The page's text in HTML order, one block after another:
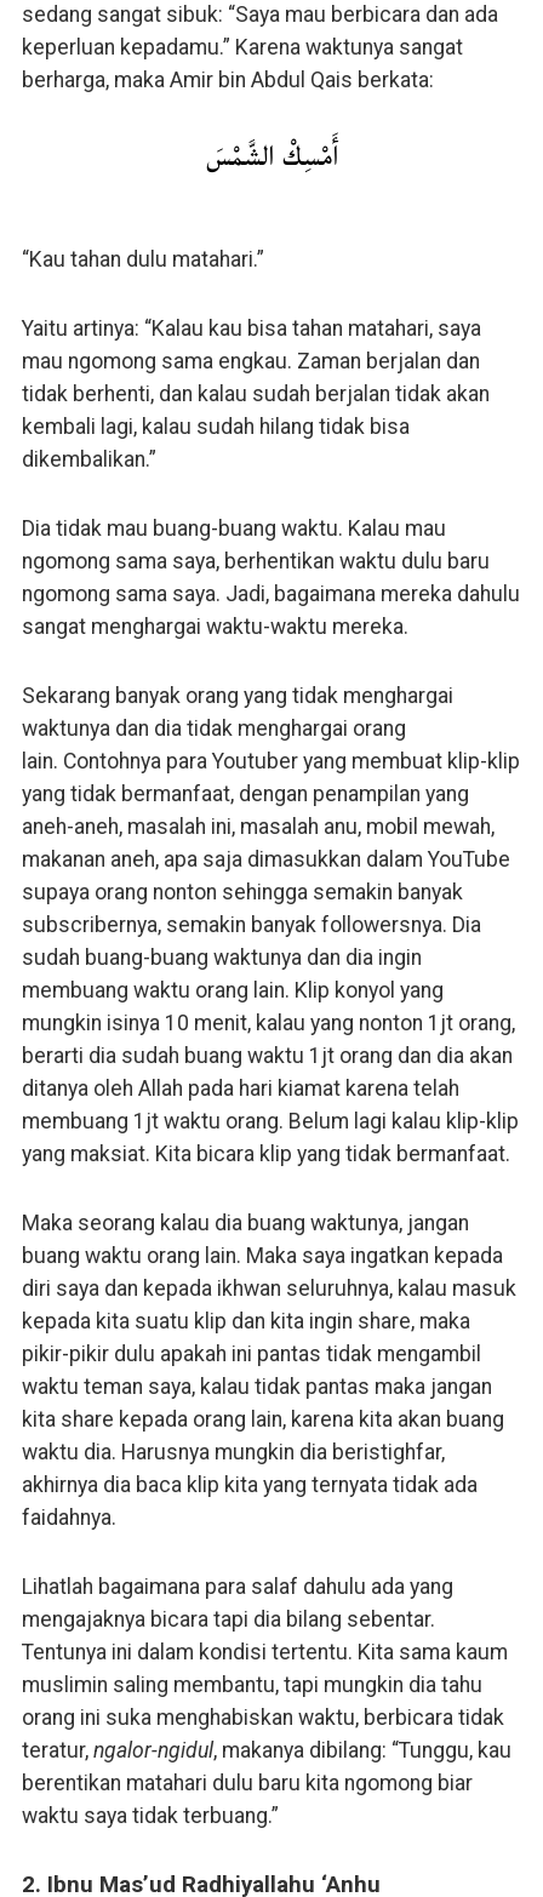
sedang sangat sibuk: “Saya mau berbicara dan ada
keperluan kepadamu.” Karena waktunya sangat
berharga, maka Amir bin Abdul Qais berkata:
أَمْسِكْ الشَّمْسَ
“Kau tahan dulu matahari.”
Yaitu artinya: “Kalau kau bisa tahan matahari, saya
mau ngomong sama engkau. Zaman berjalan dan
tidak berhenti, dan kalau sudah berjalan tidak akan
kembali lagi, kalau sudah hilang tidak bisa
dikembalikan.”
Dia tidak mau buang-buang waktu. Kalau mau
ngomong sama saya, berhentikan waktu dulu baru
ngomong sama saya. Jadi, bagaimana mereka dahulu
sangat menghargai waktu-waktu mereka.
Sekarang banyak orang yang tidak menghargai
waktunya dan dia tidak menghargai orang
lain. Contohnya para Youtuber yang membuat klip-klip
yang tidak bermanfaat, dengan penampilan yang
aneh-aneh, masalah ini, masalah anu, mobil mewah,
makanan aneh, apa saja dimasukkan dalam YouTube
supaya orang nonton sehingga semakin banyak
subscribernya, semakin banyak followersnya. Dia
sudah buang-buang waktunya dan dia ingin
membuang waktu orang lain. Klip konyol yang
mungkin isinya 10 menit, kalau yang nonton 1jt orang,
berarti dia sudah buang waktu 1jt orang dan dia akan
ditanya oleh Allah pada hari kiamat karena telah
membuang 1jt waktu orang. Belum lagi kalau klip-klip
yang maksiat. Kita bicara klip yang tidak bermanfaat.
Maka seorang kalau dia buang waktunya, jangan
buang waktu orang lain. Maka saya ingatkan kepada
diri saya dan kepada ikhwan seluruhnya, kalau masuk
kepada kita suatu klip dan kita ingin share, maka
pikir-pikir dulu apakah ini pantas tidak mengambil
waktu teman saya, kalau tidak pantas maka jangan
kita share kepada orang lain, karena kita akan buang
waktu dia. Harusnya mungkin dia beristighfar,
akhirnya dia baca klip kita yang ternyata tidak ada
faidahnya.
Lihatlah bagaimana para salaf dahulu ada yang
mengajaknya bicara tapi dia bilang sebentar.
Tentunya ini dalam kondisi tertentu. Kita sama kaum
muslimin saling membantu, tapi mungkin dia tahu
orang ini suka menghabiskan waktu, berbicara tidak
teratur, ngalor-ngidul, makanya dibilang: “Tunggu, kau
berentikan matahari dulu baru kita ngomong biar
waktu saya tidak terbuang.”
2. Ibnu Mas’ud Radhiyallahu ‘Anhu